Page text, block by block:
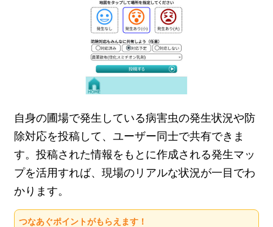
自身の圃場で発生している病害虫の発生状況や防
除対応を投稿して、ユーザー同士で共有できま
す。投稿された情報をもとに作成される発生マッ
プを活用すれば、現場のリアルな状況が一目でわ
かります。
つなあぐポイントがもらえます！